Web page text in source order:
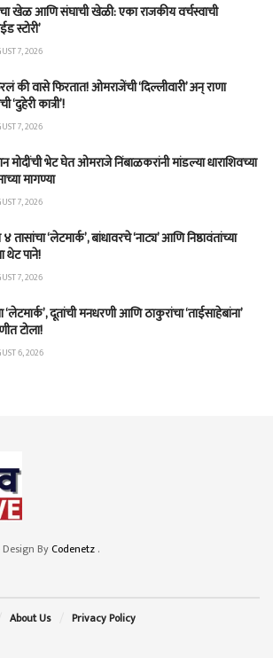
खेळ आणि संघाची खेळी: एका राजकीय वर्चस्वाची
स्टोरी’
7, 2026
की वासे फिरतात! ओमराजेंची ‘दिल्लीवारी’ अन् राणा
‘दुहेरी कात्री’!
7, 2026
मोदींची भेट घेत ओमराजे निंबाळकरांनी मांडल्या धाराशिवच्या
मागण्या
7, 2026
तासांचा ‘लेटमार्क’, बांधावरचे ‘नाट्य’ आणि निष्ठावंतांच्या
थेट पाने!
7, 2026
‘लेटमार्क’, दूतांची मनधरणी आणि ठाकुरांचा ‘ताईसाहेबांना’
टोला!
6, 2026
Design ByCodenetz .
About Us Privacy Policy